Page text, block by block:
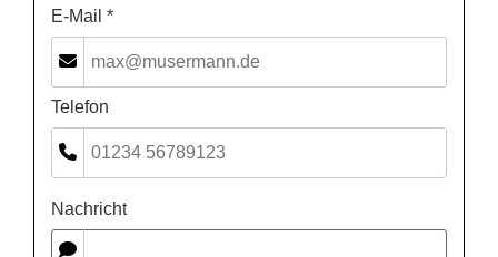
E-Mail *
Telefon
Nachricht